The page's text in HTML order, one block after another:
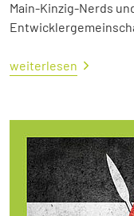
Main-Kinzig-Nerds
weiterlesen